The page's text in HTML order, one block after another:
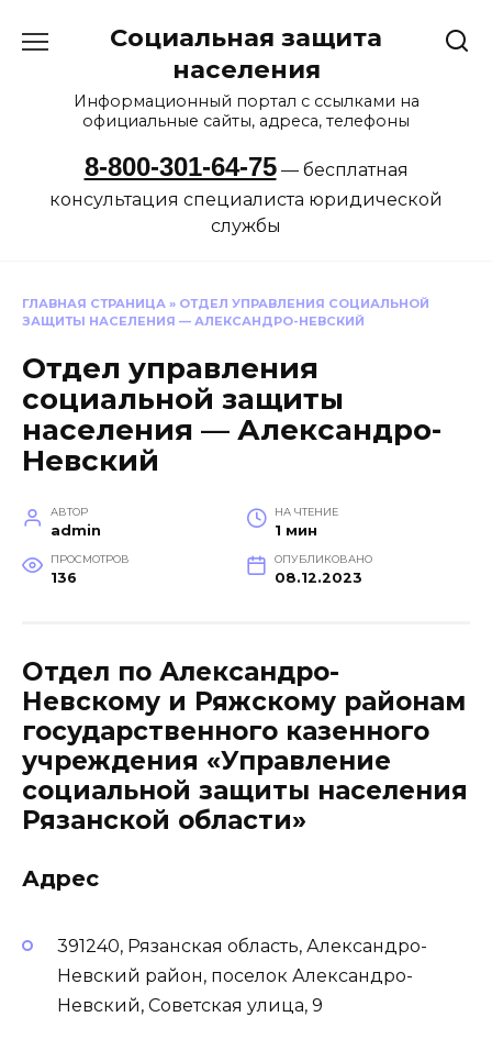
Социальная защита
населения
Информационный портал с ссылками на
официальные сайты, адреса, телефоны
8-800-301-64-75— бесплатная
консультация специалиста юридической
службы
ГЛАВНАЯ СТРАНИЦА » ОТДЕЛ УПРАВЛЕНИЯ СОЦИАЛЬНОЙ
ЗАЩИТЫ НАСЕЛЕНИЯ — АЛЕКСАНДРО-НЕВСКИЙ
Отдел управления
социальной защиты
населения — Александро-
Невский
АВТОР
admin
НА ЧТЕНИЕ
1 мин
ПРОСМОТРОВ
136
ОПУБЛИКОВАНО
08.12.2023
Отдел по Александро-
Невскому и Ряжскому районам
государственного казенного
учреждения «Управление
социальной защиты населения
Рязанской области»
Адрес
391240, Рязанская область, Александро-
Невский район, поселок Александро-
Невский, Советская улица, 9